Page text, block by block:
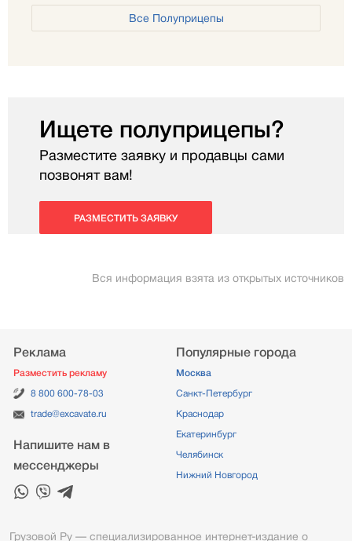
Все Полуприцепы
Ищете полуприцепы?
Разместите заявку и продавцы сами
позвонят вам!
РАЗМЕСТИТЬ ЗАЯВКУ
Вся информация взята из открытых источников
Реклама
Разместить рекламу
8 800 600-78-03
trade@excavate.ru
Напишите нам в
мессенджеры
Популярные города
Москва
Санкт-Петербург
Краснодар
Екатеринбург
Челябинск
Нижний Новгород
Грузовой Ру — специализированное интернет-издание о